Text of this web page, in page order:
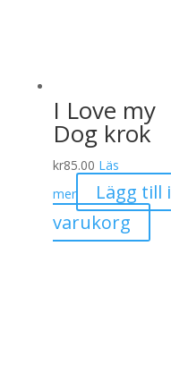
I Love my
Dog krok
kr85.00 Läs
mer
Lägg till i
varukorg